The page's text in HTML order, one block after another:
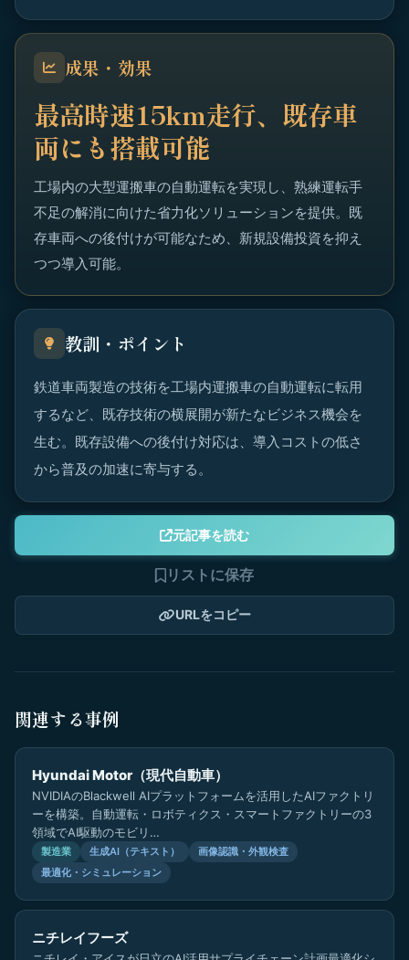
成果・効果
最高時速15km走行、既存車
両にも搭載可能
工場内の大型運搬車の自動運転を実現し、熟練運転手
不足の解消に向けた省力化ソリューションを提供。既
存車両への後付けが可能なため、新規設備投資を抑え
つつ導入可能。
教訓・ポイント
鉄道車両製造の技術を工場内運搬車の自動運転に転用
するなど、既存技術の横展開が新たなビジネス機会を
生む。既存設備への後付け対応は、導入コストの低さ
から普及の加速に寄与する。
元記事を読む
リストに保存
URLをコピー
関連する事例
Hyundai Motor（現代自動車）
NVIDIAのBlackwell AIプラットフォームを活用したAIファクトリ
ーを構築。自動運転・ロボティクス・スマートファクトリーの3
領域でAI駆動のモビリ…
製造業 生成AI（テキスト）
画像認識・外観検査
最適化・シミュレーション
ニチレイフーズ